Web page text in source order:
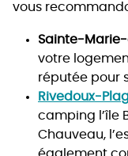
vous
Sainte-
votre
réputée pour
Rivedoux-
camping l’île
Chauveau,